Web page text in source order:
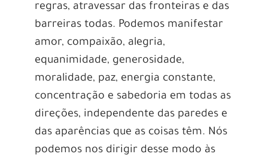
regras, atravessar das fronteiras e das
barreiras todas. Podemos manifestar
amor, compaixão, alegria,
equanimidade, generosidade,
moralidade, paz, energia constante,
concentração e sabedoria em todas as
direções, independente das paredes e
das aparências que as coisas têm. Nós
podemos nos dirigir desse modo às